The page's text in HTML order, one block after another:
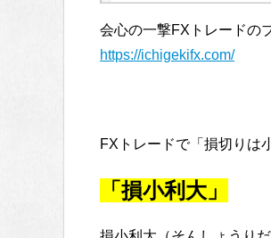
会心の一撃FXトレードの
https://ichigekifx.com/
FXトレードで「損切りは
「損小利大」